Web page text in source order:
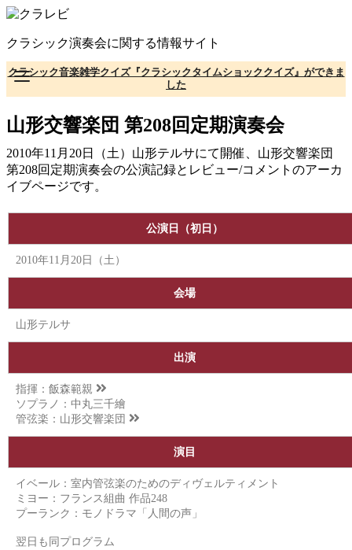
コ
テ
ン
ツ
へ
移
動
クラシック演奏会に関する情報サイト
クラシック音楽雑学クイズ『クラシックタイムショッククイズ』ができま
した
山形交響楽団 第208回定期演奏会
2010年11月20日（土）山形テルサにて開催、山形交響楽団
第208回定期演奏会の公演記録とレビュー/コメントのアーカ
イブページです。
公演日（初日）
2010年11月20日（土）
会場
山形テルサ
出演
指揮： 飯森範親
ソプラノ：中丸三千繪
管弦楽： 山形交響楽団
演目
イベール：室内管弦楽のためのディヴェルティメント
ミヨー：フランス組曲 作品248
プーランク：モノドラマ「人間の声」
翌日も同プログラム